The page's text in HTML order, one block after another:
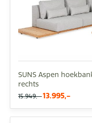
SUNS Aspen
rechts
15.949,- 13.995,-